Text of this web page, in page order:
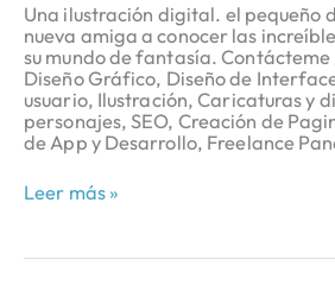
Una ilustración digital. el pequeño
nueva amiga a conocer las
su mundo de fantasía. Contácteme
Diseño Gráfico, Diseño de
usuario, Ilustración, Caricaturas y
personajes, SEO, Creación de
de App y Desarrollo, Freelance
Leer más »